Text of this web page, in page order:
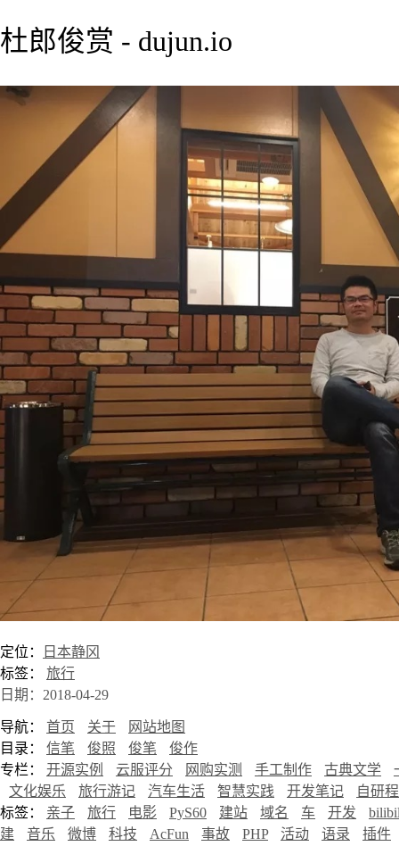
杜郎俊赏 - dujun.io
定位：
日本静冈
标签： 旅行
日期：2018-04-29
导航： 首页 关于
网站地图
目录： 信笔 俊照 俊笔
俊作
专栏： 开源实例 云服评分 网购实测 手工制作 古典文学
文化娱乐
旅行游记 汽车生活 智慧实践 开发笔记
自研
标签： 亲子 旅行 电影 PyS60 建站 域名 车 开发
建
音乐 微博 科技 AcFun 事故 PHP 活动 语录
插件